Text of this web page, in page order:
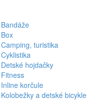
Bandáže
Box
Camping, turistika
Cyklistika
Detské hojdačky
Fitness
Inline korčule
Kolobežky a detské bicykle